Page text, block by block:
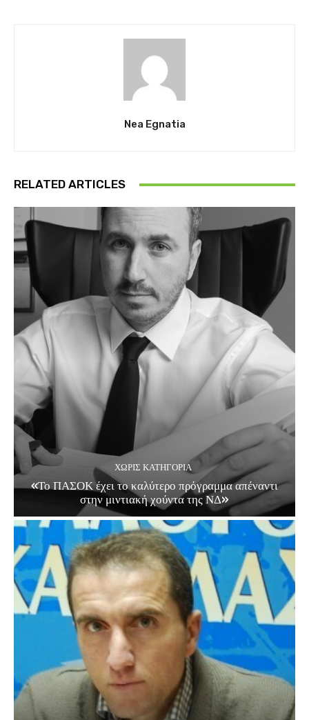
Nea Egnatia
RELATED ARTICLES
ΧΩΡΊΣ ΚΑΤΗΓΟΡΊΑ
«Το ΠΑΣΟΚ έχει το καλύτερο πρόγραμμα απέναντι
στην μιντιακή χούντα της ΝΔ»